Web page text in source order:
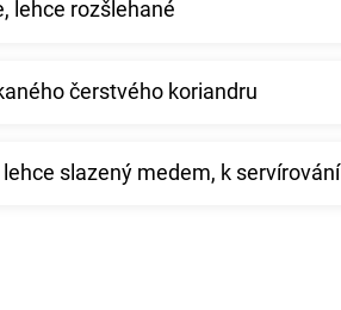
lehce rozšlehané
čerstvého koriandru
slazený medem, k servírování